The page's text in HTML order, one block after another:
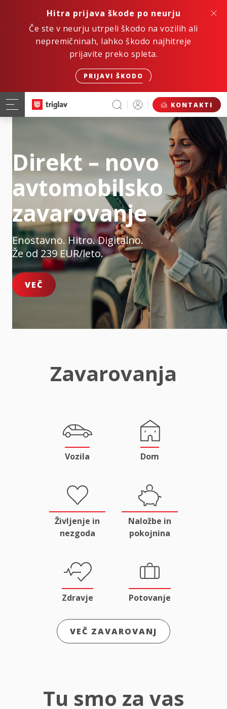
Hitra prijava škode po neurju
Če ste v neurju utrpeli škodo na vozilih ali
nepremičninah, lahko škodo najhitreje
prijavite preko spleta.
PRIJAVI ŠKODO
KONTAKTI
Direkt – novo
avtomobilsko
zavarovanje
Enostavno. Hitro. Digitalno.
Že od 239 EUR/leto.
VEČ
Zavarovanja
Vozila Dom
Življenje in
nezgoda
Naložbe in
pokojnina
Zdravje Potovanje
VEČ ZAVAROVANJ
Tu smo za vas